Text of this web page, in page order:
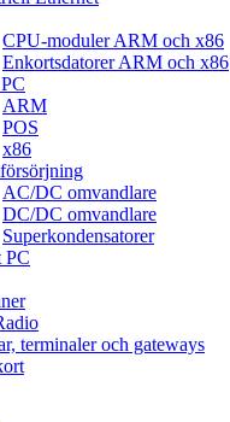
CPU-moduler ARM och x86
Enkortsdatorer ARM och x86
ARM
POS
x86
AC/DC omvandlare
DC/DC omvandlare
Superkondensatorer
PC
terminaler och gateways